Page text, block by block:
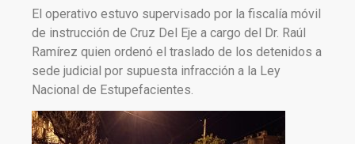
El operativo estuvo supervisado por la fiscalía móvil
de instrucción de Cruz Del Eje a cargo del Dr. Raúl
Ramírez quien ordenó el traslado de los detenidos a
sede judicial por supuesta infracción a la Ley
Nacional de Estupefacientes.